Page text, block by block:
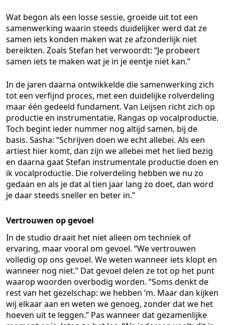
Wat begon als een losse sessie, groeide uit tot een
samenwerking waarin steeds duidelijker werd dat ze
samen iets konden maken wat ze afzonderlijk niet
bereikten. Zoals Stefan het verwoordt: “Je probeert
samen iets te maken wat je in je eentje niet kan.”
In de jaren daarna ontwikkelde die samenwerking zich
tot een verfijnd proces, met een duidelijke rolverdeling
maar één gedeeld fundament. Van Leijsen richt zich op
productie en instrumentatie, Rangas op vocalproductie.
Toch begint ieder nummer nog altijd samen, bij de
basis. Sasha: “Schrijven doen we echt allebei. Als een
artiest hier komt, dan zijn we allebei met het lied bezig
en daarna gaat Stefan instrumentale productie doen en
ik vocalproductie. Die rolverdeling hebben we nu zo
gedaan en als je dat al tien jaar lang zo doet, dan word
je daar steeds sneller en beter in.”
Vertrouwen op gevoel
In de studio draait het niet alleen om techniek of
ervaring, maar vooral om gevoel. “We vertrouwen
volledig op ons gevoel. We weten wanneer iets klopt en
wanneer nog niet.” Dat gevoel delen ze tot op het punt
waarop woorden overbodig worden. “Soms denkt de
rest van het gezelschap: we hebben ’m. Maar dan kijken
wij elkaar aan en weten we genoeg, zonder dat we het
hoeven uit te leggen.” Pas wanneer dat gezamenlijke